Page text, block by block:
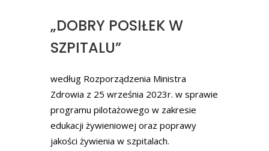
„DOBRY POSIŁEK W
SZPITALU”
według Rozporządzenia Ministra
Zdrowia z 25 września 2023r. w sprawie
programu pilotażowego w zakresie
edukacji żywieniowej oraz poprawy
jakości żywienia w szpitalach.